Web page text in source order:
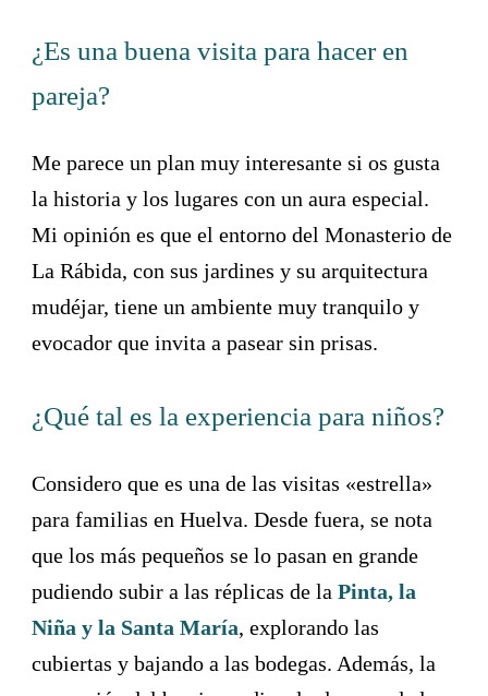
¿Es una buena visita para hacer en
pareja?
Me parece un plan muy interesante si os gusta
la historia y los lugares con un aura especial.
Mi opinión es que el entorno del Monasterio de
La Rábida, con sus jardines y su arquitectura
mudéjar, tiene un ambiente muy tranquilo y
evocador que invita a pasear sin prisas.
¿Qué tal es la experiencia para niños?
Considero que es una de las visitas «estrella»
para familias en Huelva. Desde fuera, se nota
que los más pequeños se lo pasan en grande
pudiendo subir a las réplicas de la Pinta, la
Niña y la Santa María, explorando las
cubiertas y bajando a las bodegas. Además, la